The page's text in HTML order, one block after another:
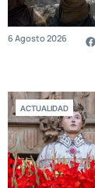
6 Agosto 2026
ACTUALIDAD